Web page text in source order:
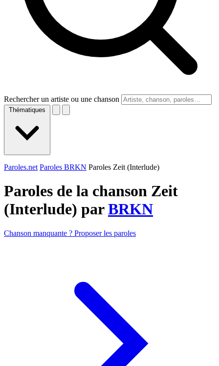
Rechercher un artiste ou une chanson
Thématiques
Paroles.net Paroles BRKN Paroles Zeit (Interlude)
Paroles de la chanson Zeit
(Interlude) parBRKN
Chanson manquante ? Proposer les paroles